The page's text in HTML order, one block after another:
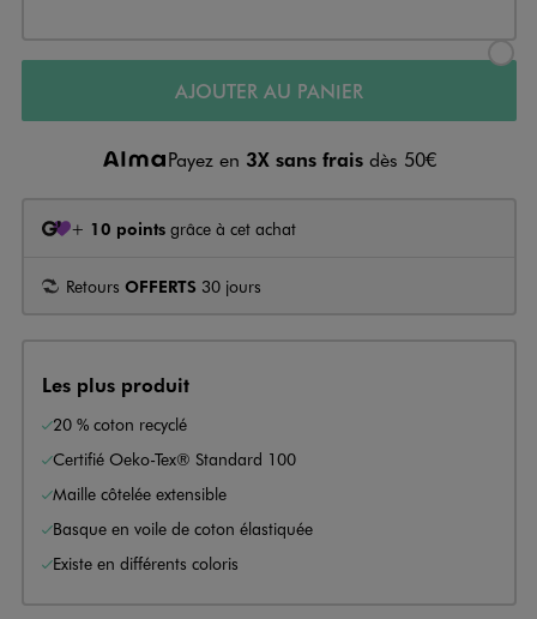
AJOUTER AU PANIER
Payez en 3X sans frais dès 50€
+ 10 points grâce à cet achat
Retours OFFERTS 30 jours
Les plus produit
20 % coton recyclé
Certifié Oeko-Tex® Standard 100
Maille côtelée extensible
Basque en voile de coton élastiquée
Existe en différents coloris